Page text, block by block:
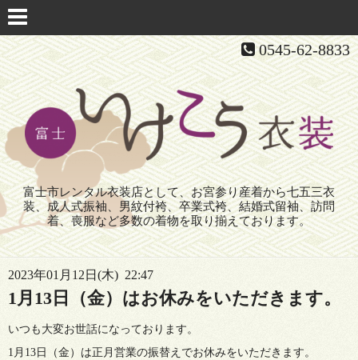
0545-62-8833
富士市レンタル衣装店として、お宮参り産着から七五三衣
装、成人式振袖、男紋付袴、卒業式袴、結婚式留袖、訪問
着、喪服など多数の着物を取り揃えております。
2023年01月12日(木) 22:47
1月13日（金）はお休みをいただきます。
いつも大変お世話になっております。
1月13日（金）は正月営業の振替えでお休みをいただきます。